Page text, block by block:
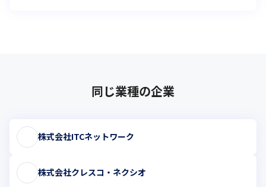
同じ業種の企業
株式会社ITCネットワーク
株式会社クレスコ・ネクシオ